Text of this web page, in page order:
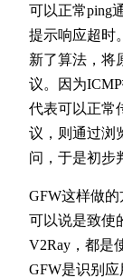
可以正常ping
提示响应超时
新了算法，将
议。因为
代表可以正常
议，则通过浏
问，于是初步
GFW这样做
可以说是致使
V2Ray，都是
GFW是识别